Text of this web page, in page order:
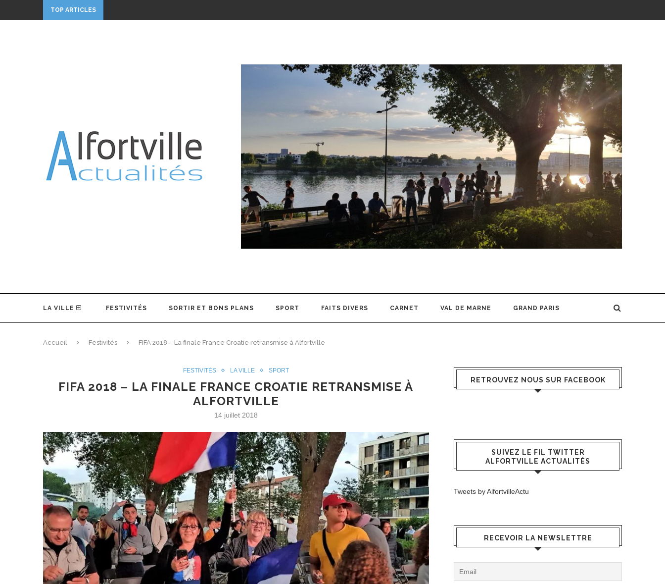
TOP ARTICLES
LA VILLE FESTIVITÉS SORTIR ET BONS PLANS SPORT FAITS DIVERS CARNET VAL DE MARNE GRAND PARIS
Accueil Festivités FIFA 2018 – La finale France Croatie retransmise à Alfortville
FESTIVITÉS LA VILLE SPORT
FIFA 2018 – LA FINALE FRANCE CROATIE RETRANSMISE À
ALFORTVILLE
14 juillet 2018
RETROUVEZ NOUS SUR FACEBOOK
SUIVEZ LE FIL TWITTER
ALFORTVILLE ACTUALITÉS
Tweets by AlfortvilleActu
RECEVOIR LA NEWSLETTRE